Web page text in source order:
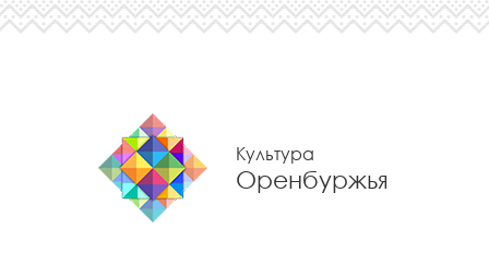
Культура
Оренбуржья